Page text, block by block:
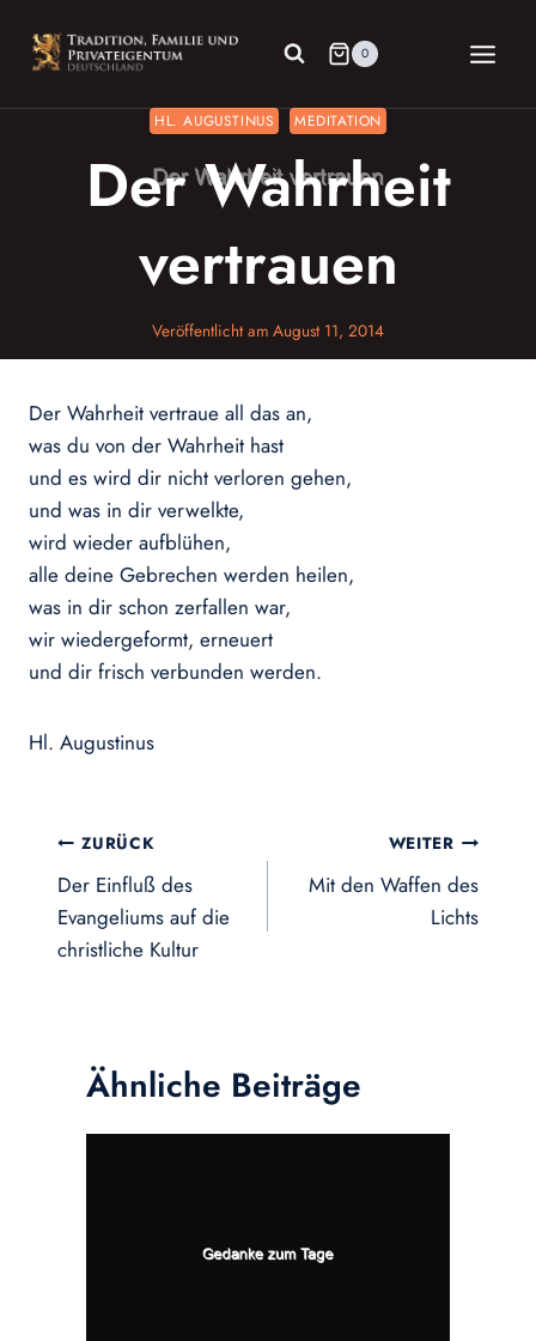
Inhalt
springen
0
HL. AUGUSTINUS MEDITATION
Der Wahrheit
vertrauen
Veröffentlicht am August 11, 2014
Der Wahrheit vertraue all das an,
was du von der Wahrheit hast
und es wird dir nicht verloren gehen,
und was in dir verwelkte,
wird wieder aufblühen,
alle deine Gebrechen werden heilen,
was in dir schon zerfallen war,
wir wiedergeformt, erneuert
und dir frisch verbunden werden.
Hl. Augustinus
Beitragsnavigation
ZURÜCK
Der Einfluß des
Evangeliums auf die
christliche Kultur
WEITER
Mit den Waffen des
Lichts
Ähnliche Beiträge